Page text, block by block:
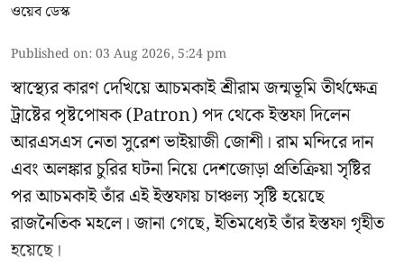
ওয়েব ডেস্ক
Published on:03 Aug 2026, 5:24 pm
স্বাস্থ্যের কারণ দেখিয়ে আচমকাইশ্রীরাম জন্মভূমি তীর্থক্ষেত্র
ট্রাষ্টেরপৃষ্টপোষক (Patron) পদ থেকে ইস্তফা দিলেন
আরএসএস নেতা সুরেশ ভাইয়াজী জোশী। রাম মন্দিরে দান
এবং অলঙ্কার চুরির ঘটনা নিয়ে দেশজোড়া প্রতিক্রিয়া সৃষ্টির
পর আচমকাই তাঁর এই ইস্তফায় চাঞ্চল্য সৃষ্টি হয়েছে
রাজনৈতিক মহলে। জানা গেছে, ইতিমধ্যেই তাঁর ইস্তফা গৃহীত
হয়েছে।